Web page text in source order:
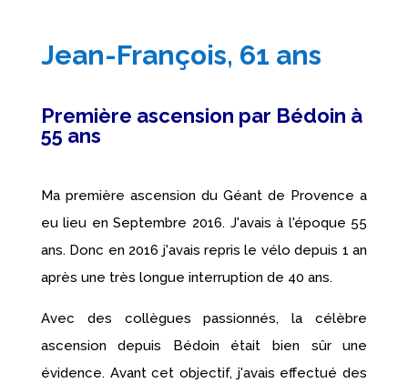
Jean-François, 61 ans
Première ascension par Bédoin à
55 ans
Ma première ascension du Géant de Provence a
eu lieu en Septembre 2016. J'avais à l'époque 55
ans. Donc en 2016 j'avais repris le vélo depuis 1 an
après une très longue interruption de 40 ans.
Avec des collègues passionnés, la célèbre
ascension depuis Bédoin était bien sûr une
évidence. Avant cet objectif, j'avais effectué des